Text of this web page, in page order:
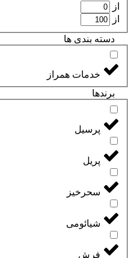
از
از
دسته بندی ها
خدمات همراز
برند‌ها
پرسیل
پریل
سحرخیز
شیائومی
فرش